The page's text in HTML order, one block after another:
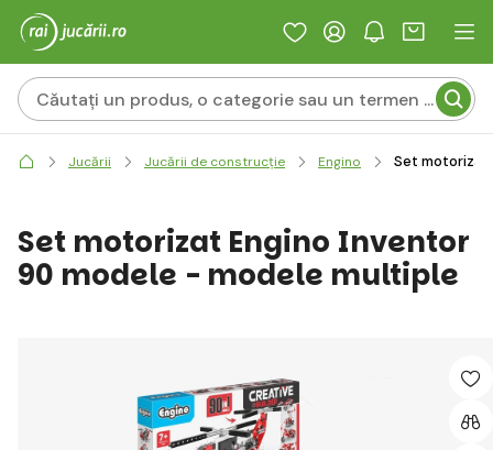
Jucării Jucării de construcție Engino Set motorizat
Set motorizat Engino Inventor
90 modele - modele multiple